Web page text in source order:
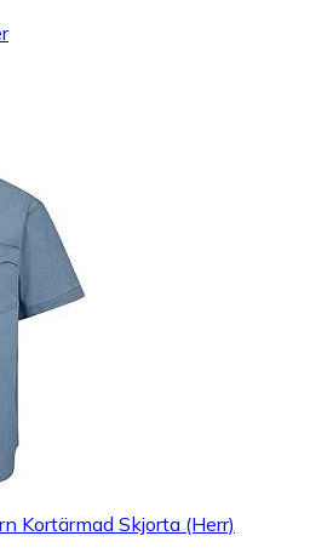
Kortärmad Skjorta (Herr)